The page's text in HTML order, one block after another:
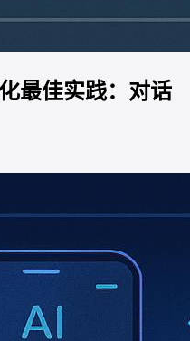
最佳实践：对话